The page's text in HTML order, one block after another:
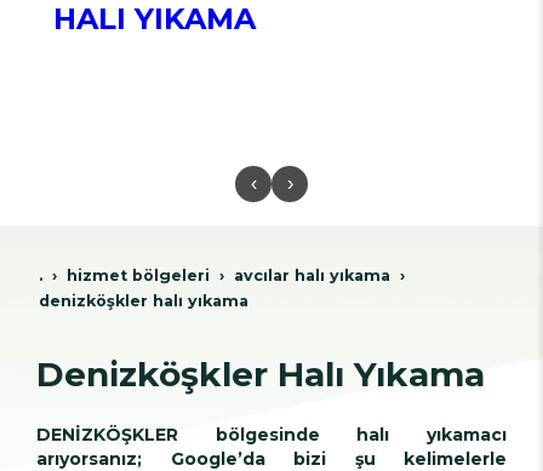
HALI YIKAMA
‹ ›
. hi̇zmet bölgeleri̇
avcilar hali yikama
denizköşkler halı yıkama
Denizköşkler Halı Yıkama
DENİZKÖŞKLER bölgesinde halı yıkamacı
arıyorsanız; Google’da bizi şu kelimelerle